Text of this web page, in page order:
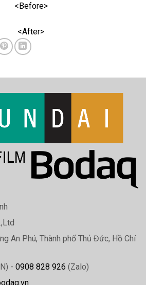
<Before>
<After>
An Phú, Thành phố Thủ Đức, Hồ Chí
- 0908 828 926 (Zalo)